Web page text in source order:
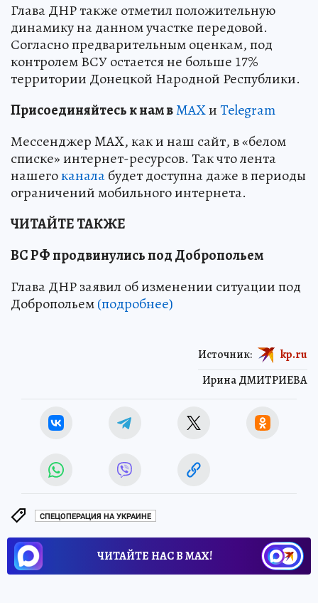
Глава ДНР также отметил положительную
динамику на данном участке передовой.
Согласно предварительным оценкам, под
контролем ВСУ остается не больше 17%
территории Донецкой Народной Республики.
Присоединяйтесь к нам вMAXиTelegram
Мессенджер MAX, как и наш сайт, в «белом
списке» интернет-ресурсов. Так что лента
нашегоканалабудет доступна даже в периоды
ограничений мобильного интернета.
ЧИТАЙТЕ ТАКЖЕ
ВС РФ продвинулись под Добропольем
Глава ДНР заявил об изменении ситуации под
Добропольем(подробнее)
Ирина ДМИТРИЕВА
Источник: kp.ru
СПЕЦОПЕРАЦИЯ НА УКРАИНЕ
ЧИТАЙТЕ НАС В МАХ!